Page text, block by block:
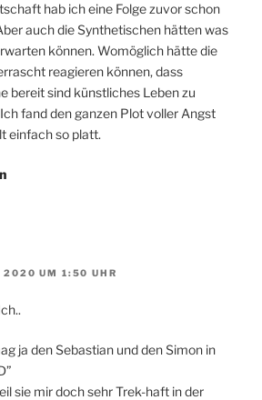
hab ich eine Folge zuvor schon
auch die Synthetischen hätten was
können. Womöglich hätte die
reagieren können, dass
bereit sind künstliches Leben zu
fand den ganzen Plot voller Angst
einfach so platt.
UM 1:50 UHR
ja den Sebastian und den Simon in
sie mir doch sehr Trek-haft in der